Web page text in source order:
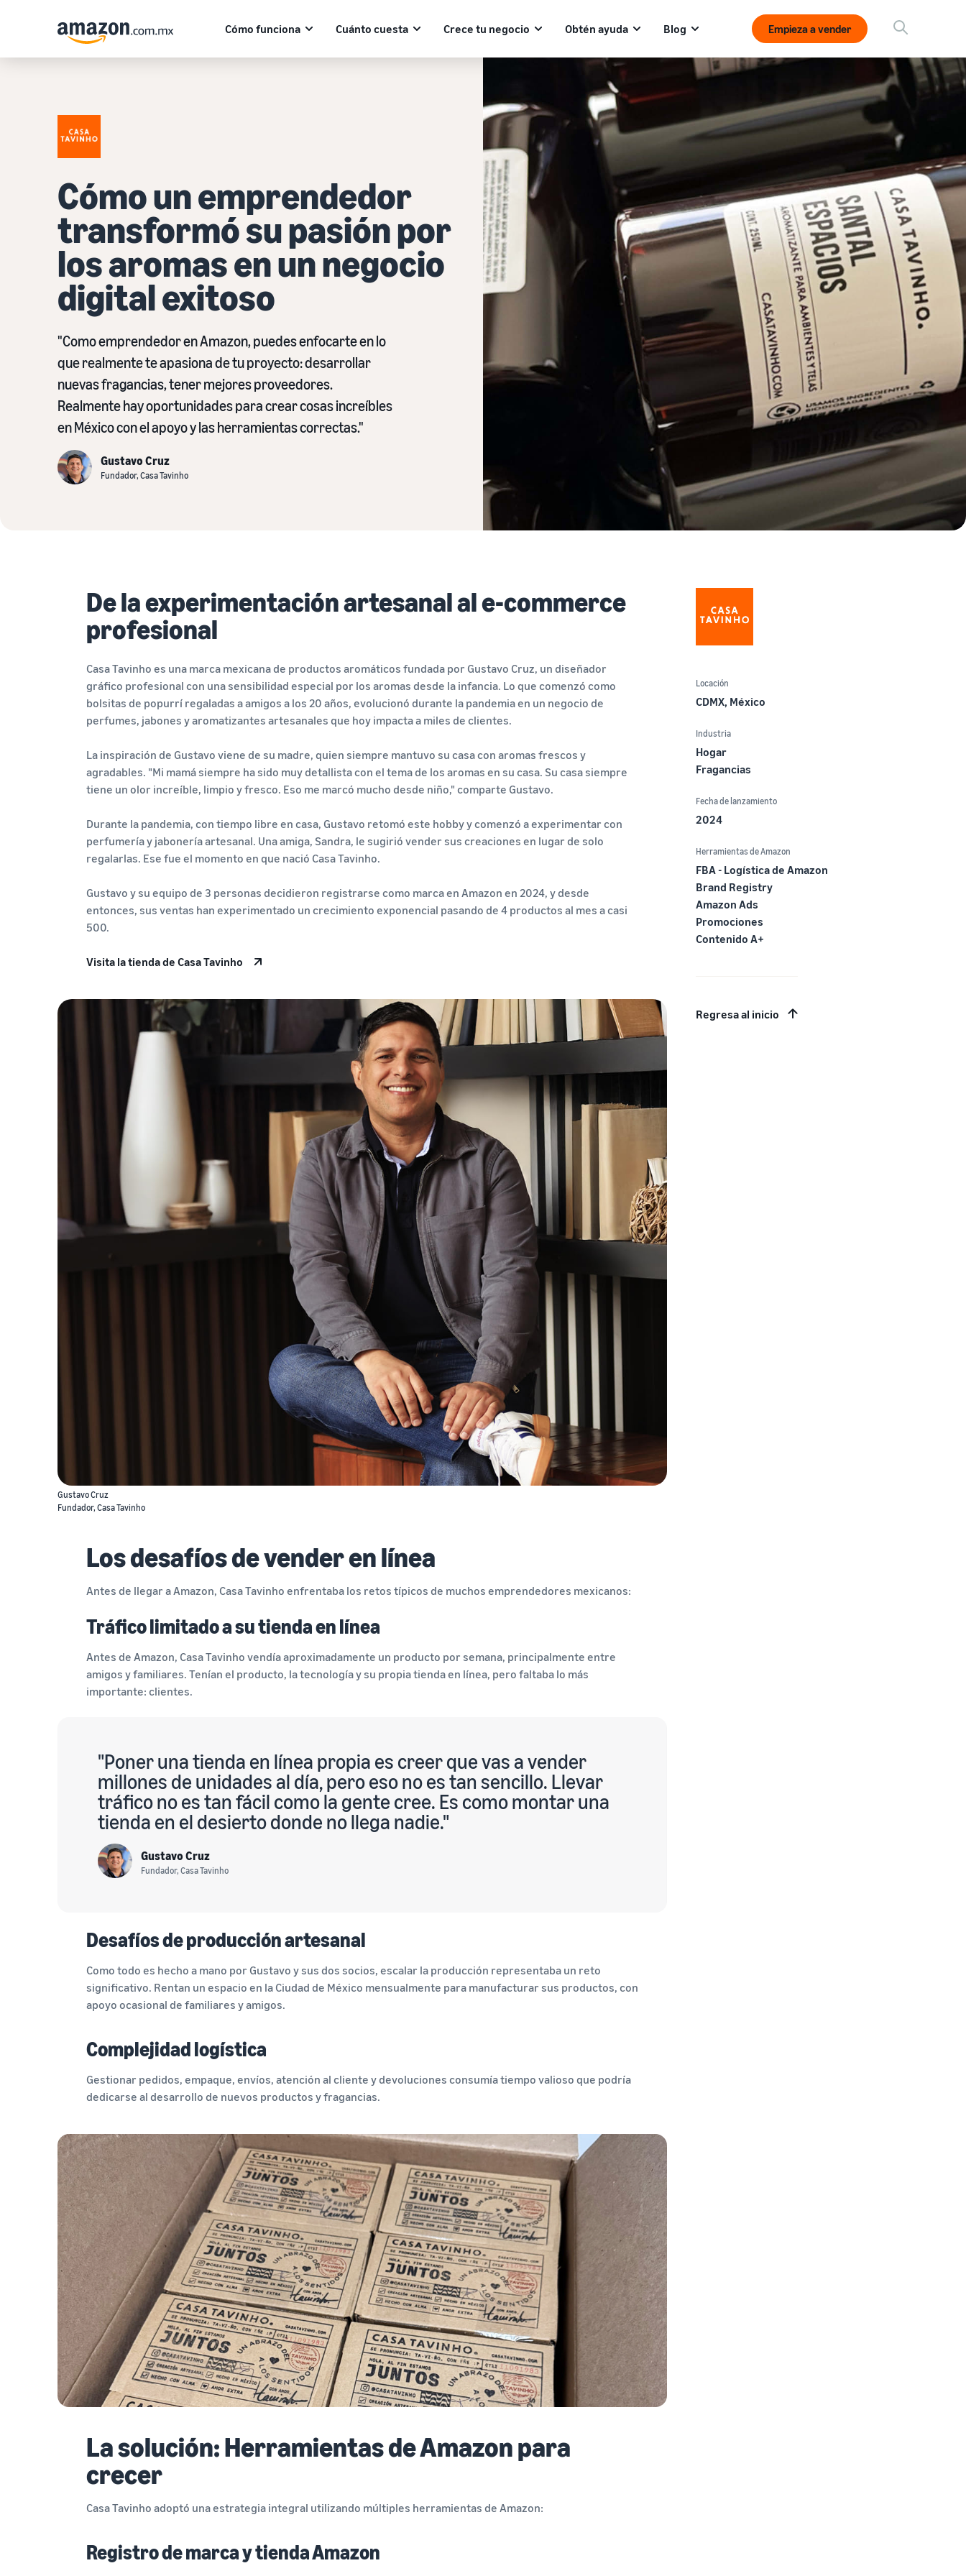
Cómo funciona Cuánto cuesta Crece tu negocio Obtén ayuda Blog Empieza a vender
Cómo un emprendedor
transformó su pasión por
los aromas en un negocio
digital exitoso
"Como emprendedor en Amazon, puedes enfocarte en lo
que realmente te apasiona de tu proyecto: desarrollar
nuevas fragancias, tener mejores proveedores.
Realmente hay oportunidades para crear cosas increíbles
en México con el apoyo y las herramientas correctas."
Gustavo Cruz
Fundador, Casa Tavinho
De la experimentación artesanal al e-commerce
profesional
Casa Tavinho es una marca mexicana de productos aromáticos fundada por Gustavo Cruz, un diseñador
gráfico profesional con una sensibilidad especial por los aromas desde la infancia. Lo que comenzó como
bolsitas de popurrí regaladas a amigos a los 20 años, evolucionó durante la pandemia en un negocio de
perfumes, jabones y aromatizantes artesanales que hoy impacta a miles de clientes.
La inspiración de Gustavo viene de su madre, quien siempre mantuvo su casa con aromas frescos y
agradables. "Mi mamá siempre ha sido muy detallista con el tema de los aromas en su casa. Su casa siempre
tiene un olor increíble, limpio y fresco. Eso me marcó mucho desde niño," comparte Gustavo.
Durante la pandemia, con tiempo libre en casa, Gustavo retomó este hobby y comenzó a experimentar con
perfumería y jabonería artesanal. Una amiga, Sandra, le sugirió vender sus creaciones en lugar de solo
regalarlas. Ese fue el momento en que nació Casa Tavinho.
Gustavo y su equipo de 3 personas decidieron registrarse como marca en Amazon en 2024, y desde
entonces, sus ventas han experimentado un crecimiento exponencial pasando de 4 productos al mes a casi
500.
Visita la tienda de Casa Tavinho
Gustavo Cruz
Fundador, Casa Tavinho
Los desafíos de vender en línea
Antes de llegar a Amazon, Casa Tavinho enfrentaba los retos típicos de muchos emprendedores mexicanos:
Tráfico limitado a su tienda en línea
Antes de Amazon, Casa Tavinho vendía aproximadamente un producto por semana, principalmente entre
amigos y familiares. Tenían el producto, la tecnología y su propia tienda en línea, pero faltaba lo más
importante: clientes.
"Poner una tienda en línea propia es creer que vas a vender
millones de unidades al día, pero eso no es tan sencillo. Llevar
tráfico no es tan fácil como la gente cree. Es como montar una
tienda en el desierto donde no llega nadie."
Gustavo Cruz
Fundador, Casa Tavinho
Desafíos de producción artesanal
Como todo es hecho a mano por Gustavo y sus dos socios, escalar la producción representaba un reto
significativo. Rentan un espacio en la Ciudad de México mensualmente para manufacturar sus productos, con
apoyo ocasional de familiares y amigos.
Complejidad logística
Gestionar pedidos, empaque, envíos, atención al cliente y devoluciones consumía tiempo valioso que podría
dedicarse al desarrollo de nuevos productos y fragancias.
La solución: Herramientas de Amazon para
crecer
Casa Tavinho adoptó una estrategia integral utilizando múltiples herramientas de Amazon:
Registro de marca y tienda Amazon
Locación
CDMX, México
Industria
Hogar
Fragancias
Fecha de lanzamiento
2024
Herramientas de Amazon
FBA - Logística de Amazon
Brand Registry
Amazon Ads
Promociones
Contenido A+
Regresa al inicio